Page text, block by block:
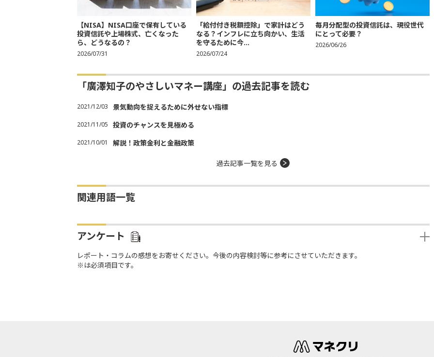
【NISA】NISA口座で保有している
投資信託や上場株式、亡くなった
ら、どうなるの？
2026/07/31
「給付付き税額控除」で家計はどう
なる？インフレに立ち向かい、生活
を守るために今...
2026/07/24
毎月分配型の投資信託は、現役世代
にとって必要？
2026/06/26
「廣澤知子のやさしいマネー講座」の過去記事を読む
2021/12/03 景気動向を捉えるために外せない指標
2021/11/05 投資のチャンスを見極める
2021/10/01 解説！政策金利と金融政策
過去記事一覧を見る
関連用語一覧
アンケート
レポート・コラムの感想をお寄せください。今後の内容検討等に参考にさせていただきます。
※は必須項目です。